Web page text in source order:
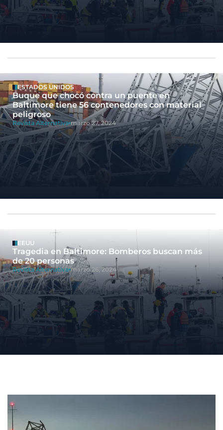
ESTADOS UNIDOS
Buque que chocó contra un puente en
Baltimore tiene 56 contenedores con material
peligroso
Revista Alternativa marzo 27, 2024
EEUU
Tragedia en Baltimore: Bomberos buscan más
de 20 personas
Revista Alternativa marzo 26, 2024